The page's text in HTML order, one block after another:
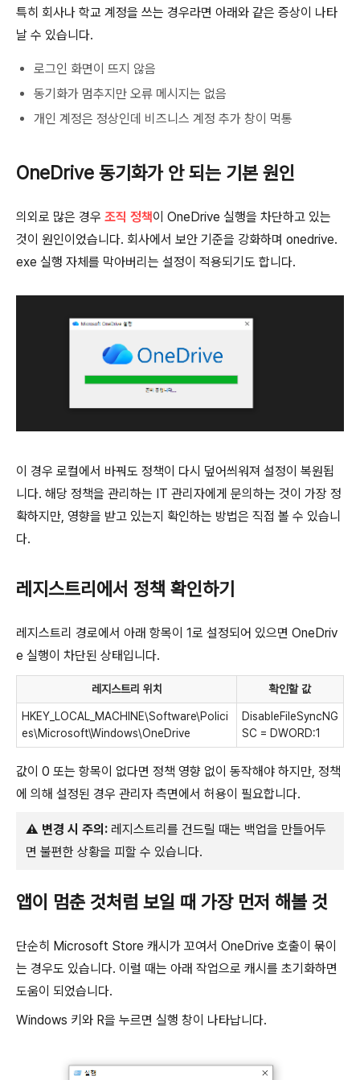
특히 회사나 학교 계정을 쓰는 경우라면 아래와 같은 증상이 나타
날 수 있습니다.
로그인 화면이 뜨지 않음
동기화가 멈추지만 오류 메시지는 없음
개인 계정은 정상인데 비즈니스 계정 추가 창이 먹통
OneDrive 동기화가 안 되는 기본 원인
의외로 많은 경우 조직 정책이 OneDrive 실행을 차단하고 있는
것이 원인이었습니다. 회사에서 보안 기준을 강화하며 onedrive.
exe 실행 자체를 막아버리는 설정이 적용되기도 합니다.
이 경우 로컬에서 바꿔도 정책이 다시 덮어씌워져 설정이 복원됩
니다. 해당 정책을 관리하는 IT 관리자에게 문의하는 것이 가장 정
확하지만, 영향을 받고 있는지 확인하는 방법은 직접 볼 수 있습니
다.
레지스트리에서 정책 확인하기
레지스트리 경로에서 아래 항목이 1로 설정되어 있으면 OneDriv
e 실행이 차단된 상태입니다.
레지스트리 위치 확인할 값
HKEY_LOCAL_MACHINE\Software\Polici
es\Microsoft\Windows\OneDrive
DisableFileSyncNG
SC = DWORD:1
값이 0 또는 항목이 없다면 정책 영향 없이 동작해야 하지만, 정책
에 의해 설정된 경우 관리자 측면에서 허용이 필요합니다.
⚠ 변경 시 주의: 레지스트리를 건드릴 때는 백업을 만들어두
면 불편한 상황을 피할 수 있습니다.
앱이 멈춘 것처럼 보일 때 가장 먼저 해볼 것
단순히 Microsoft Store 캐시가 꼬여서 OneDrive 호출이 묶이
는 경우도 있습니다. 이럴 때는 아래 작업으로 캐시를 초기화하면
도움이 되었습니다.
Windows 키와 R을 누르면 실행 창이 나타납니다.